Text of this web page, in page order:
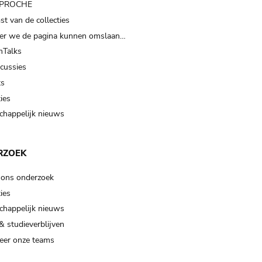
van de collecties
we de pagina kunnen omslaan…
nieuws
onderzoek
nieuws
studieverblijven
onze teams